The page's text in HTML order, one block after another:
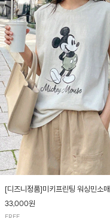
[디즈니정품]미키프린팅 워싱민소매
33,000원